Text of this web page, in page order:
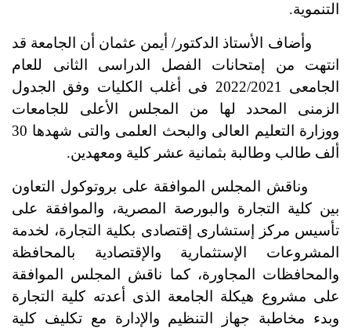
التنموية.
وأضاف الأستاذ الدكتور/ أيمن عثمان أن الجامعة قد
انتهت من إمتحانات الفصل الدراسى الثانى للعام
الجامعى 2022/2021 فى أغلب الكليات وفق الجدول
الزمنى المحدد لها من المجلس الأعلى للجامعات
ووزارة التعليم العالى والبحث العلمى والتى شهدها 30
ألف طالب وطالبة بثمانية عشر كلية ومعهدين.
وناقش المجلس الموافقة على بروتوكول التعاون
بين كلية التجارة والبورصة المصرية، والموافقة على
تأسيس مركز إستشارى إقتصادى بكلية التجارة، لخدمة
المشروعات الإستثمارية والإقتصادية بالمحافظة
والمحافظات المجاورة، كما ناقش المجلس الموافقة
على مشروع هيكلة الجامعة الذى أعدته كلية التجارة
وبدء مخاطبة جهاز التنظيم والإدارة مع تكليف كلية